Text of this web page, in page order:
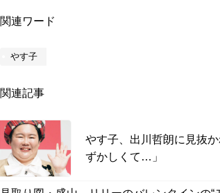
関連ワード
やす子
関連記事
やす子、出川哲朗に見抜
ずかしくて…」